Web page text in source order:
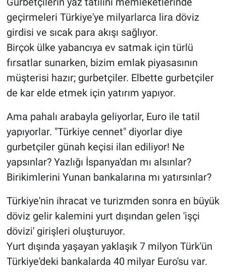
geçirmeleri Türkiye'ye milyarlarca lira döviz
girdisi ve sıcak para akışı sağlıyor.
Birçok ülke yabancıya ev satmak için türlü
fırsatlar sunarken, bizim emlak piyasasının
müşterisi hazır; gurbetçiler. Elbette gurbetçiler
de kar elde etmek için yatırım yapıyor.
Ama pahalı arabayla geliyorlar, Euro ile tatil
yapıyorlar. "Türkiye cennet" diyorlar diye
gurbetçiler günah keçisi ilan ediliyor! Ne
yapsınlar? Yazlığı İspanya'dan mı alsınlar?
Birikimlerini Yunan bankalarına mı yatırsınlar?
Türkiye'nin ihracat ve turizmden sonra en büyük
döviz gelir kalemini yurt dışından gelen 'işçi
dövizi' girişleri oluşturuyor.
Yurt dışında yaşayan yaklaşık 7 milyon Türk'ün
Türkiye'deki bankalarda 40 milyar Euro'su var.